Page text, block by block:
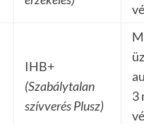
IHB+
(Szabálytalan
szívverés Plusz)
3